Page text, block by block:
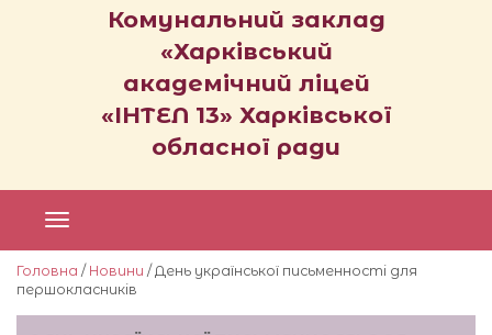
Комунальний заклад
«Харківський
академічний ліцей
«ІНТЕЛ 13» Харківської
обласної ради
Головна / Новини / День української письменності для
першокласників